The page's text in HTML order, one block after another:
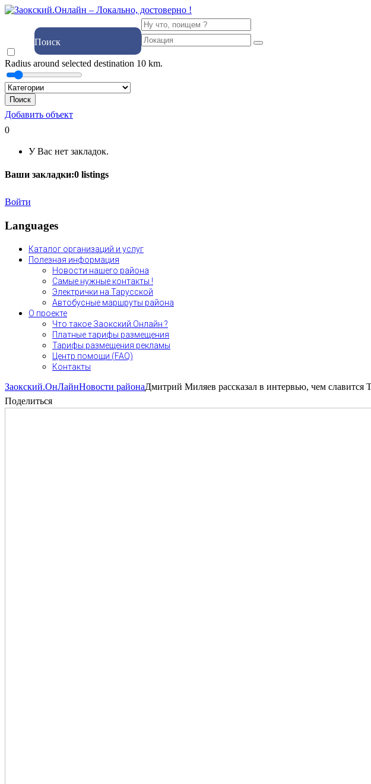
Поиск
Radius around selected destination 10 km.
Поиск
Добавить объект
0
У Вас нет закладок.
Ваши закладки:0 listings
Войти
Languages
Каталог организаций и услуг
Полезная информация
Новости нашего района
Самые нужные контакты !
Электрички на Тарусской
Автобусные маршруты района
О проекте
Что такое Заокский.Онлайн ?
Платные тарифы размещения
Тарифы размещения рекламы
Центр помощи (FAQ)
Контакты
Заокский.ОнЛайнНовости районаДмитрий Миляев рассказал в интервью, чем славится
Поделиться